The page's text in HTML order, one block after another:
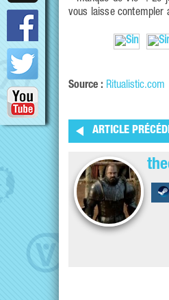
vous laisse contempler
Source : Ritualistic.com
ARTICLE